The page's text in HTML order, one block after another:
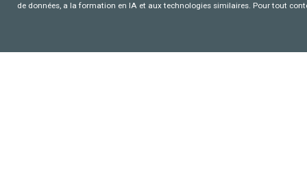
de données, a la formation en IA et aux technologies similaires. Pour tout